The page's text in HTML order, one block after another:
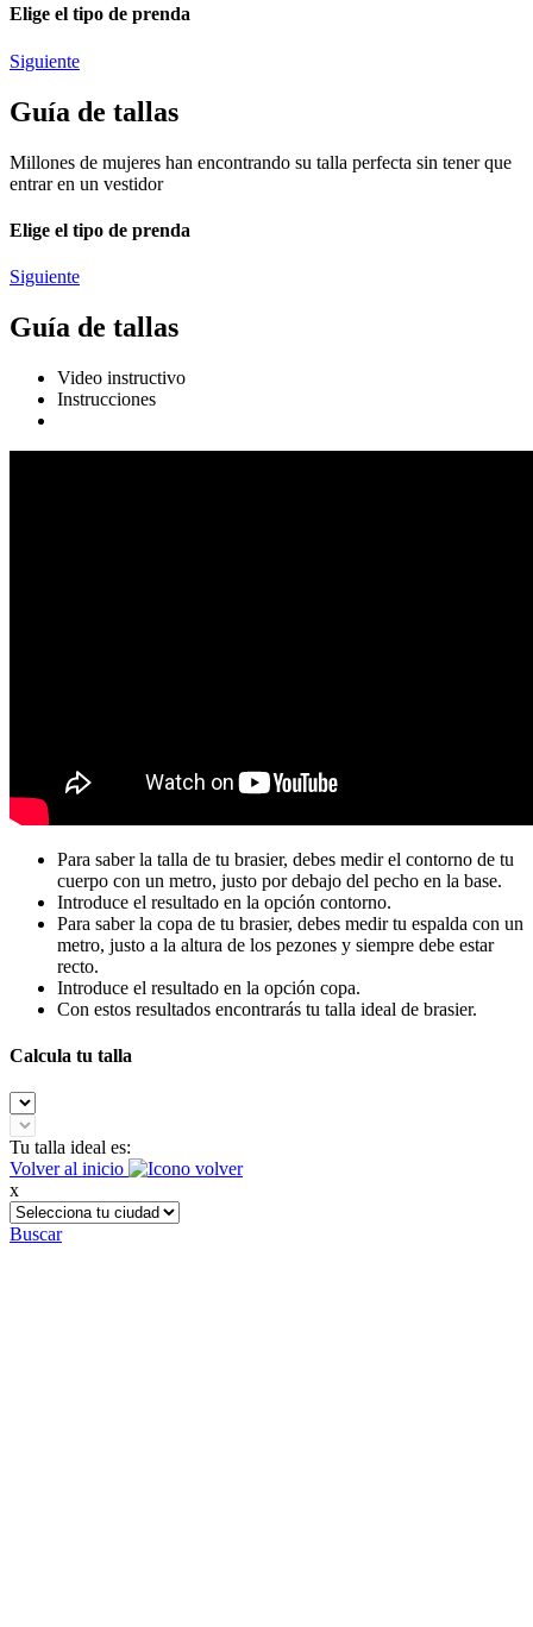
Elige el tipo de prenda
Siguiente
Guía de tallas
Millones de mujeres han encontrando su talla perfecta sin tener que
entrar en un vestidor
Elige el tipo de prenda
Siguiente
Guía de tallas
Video instructivo
Instrucciones
Para saber la talla de tu brasier, debes medir el contorno de tu
cuerpo con un metro, justo por debajo del pecho en la base.
Introduce el resultado en la opción contorno.
Para saber la copa de tu brasier, debes medir tu espalda con un
metro, justo a la altura de los pezones y siempre debe estar
recto.
Introduce el resultado en la opción copa.
Con estos resultados encontrarás tu talla ideal de brasier.
Calcula tu talla
Tu talla ideal es:
Volver al inicio
x
Buscar